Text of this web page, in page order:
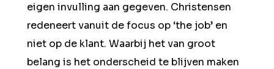
eigen invulling aan gegeven. Christensen
redeneert vanuit de focus op ‘the job’ en
niet op de klant. Waarbij het van groot
belang is het onderscheid te blijven maken